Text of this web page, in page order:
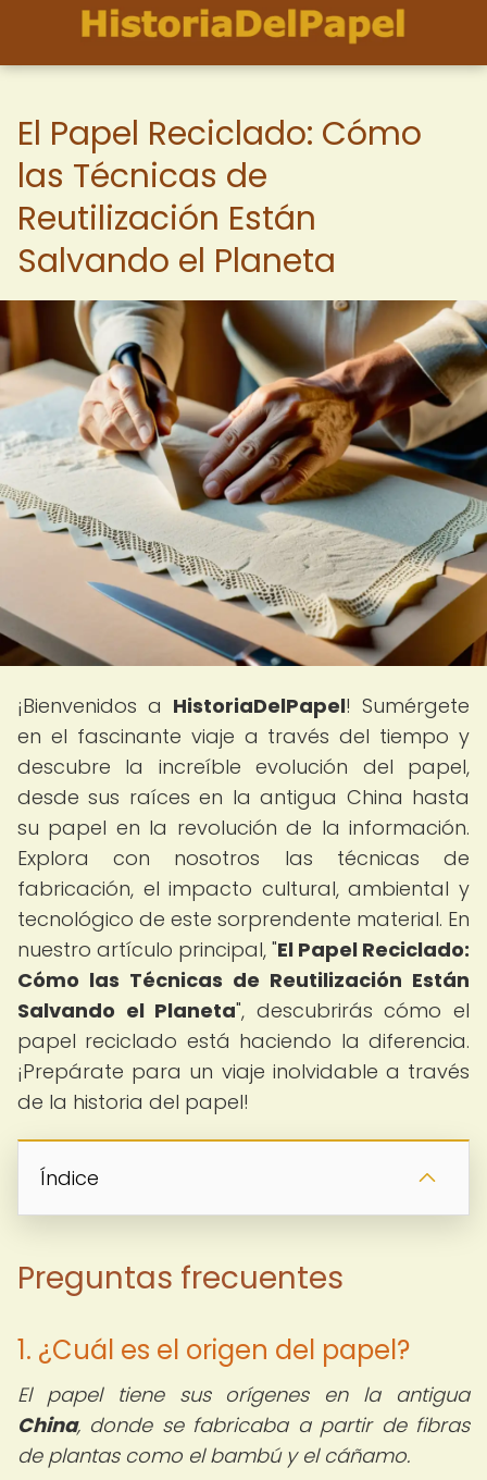
El Papel Reciclado: Cómo
las Técnicas de
Reutilización Están
Salvando el Planeta
¡Bienvenidos a HistoriaDelPapel! Sumérgete
en el fascinante viaje a través del tiempo y
descubre la increíble evolución del papel,
desde sus raíces en la antigua China hasta
su papel en la revolución de la información.
Explora con nosotros las técnicas de
fabricación, el impacto cultural, ambiental y
tecnológico de este sorprendente material. En
nuestro artículo principal, "El Papel Reciclado:
Cómo las Técnicas de Reutilización Están
Salvando el Planeta", descubrirás cómo el
papel reciclado está haciendo la diferencia.
¡Prepárate para un viaje inolvidable a través
de la historia del papel!
Índice
Preguntas frecuentes
1. ¿Cuál es el origen del papel?
El papel tiene sus orígenes en la antigua
China, donde se fabricaba a partir de fibras
de plantas como el bambú y el cáñamo.